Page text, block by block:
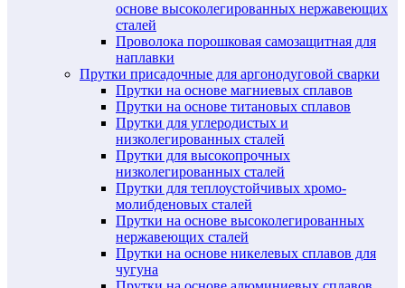
основе высоколегированных нержавеющих
сталей
Проволока порошковая самозащитная для
наплавки
Прутки присадочные для аргонодуговой сварки
Прутки на основе магниевых сплавов
Прутки на основе титановых сплавов
Прутки для углеродистых и
низколегированных сталей
Прутки для высокопрочных
низколегированных сталей
Прутки для теплоустойчивых хромо-
молибденовых сталей
Прутки на основе высоколегированных
нержавеющих сталей
Прутки на основе никелевых сплавов для
чугуна